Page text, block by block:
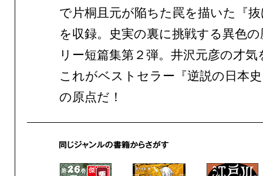
で片桐且元が陥ちた罠を描いた『
を収録。史実の裏に挑戦する異色
リー短篇集第２弾。井沢元彦の才
これがベストセラー『逆説の日本
の原点だ！